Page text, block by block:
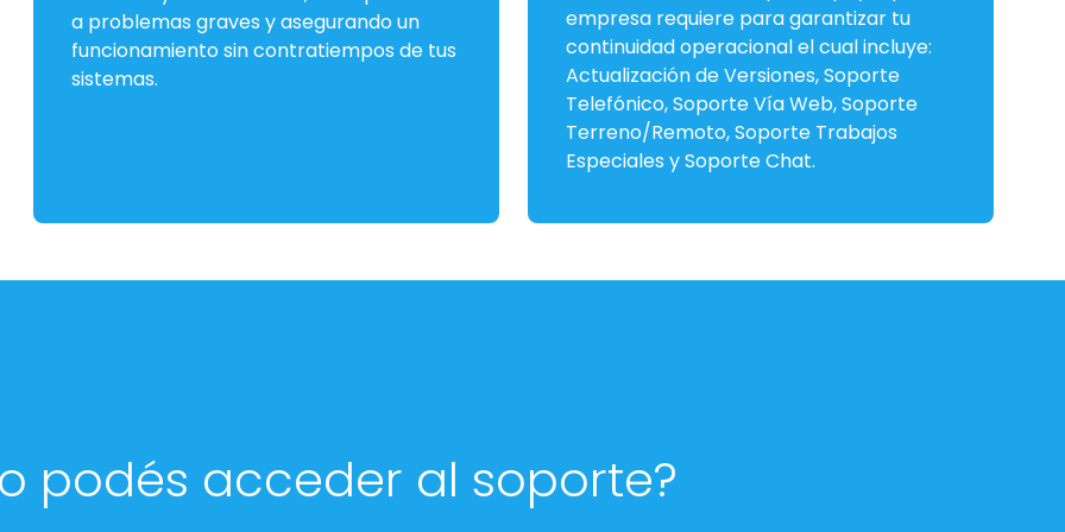
a problemas graves y asegurando un
funcionamiento sin contratiempos de tus
sistemas.
empresa requiere para garantizar tu
continuidad operacional el cual incluye:
Actualización de Versiones, Soporte
Telefónico, Soporte Vía Web, Soporte
Terreno/Remoto, Soporte Trabajos
Especiales y Soporte Chat.
podés acceder al soporte?